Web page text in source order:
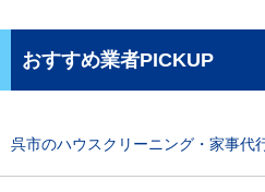
おすすめ業者PICKUP
呉市のハウスクリーニング・家事代